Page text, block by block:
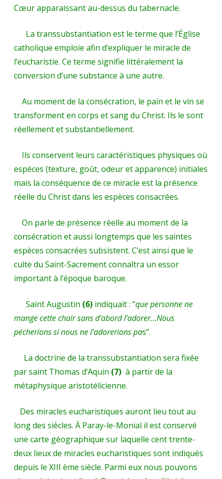
Cœur apparaissant au-dessus du tabernacle.
La transsubstantiation est le terme que l’Église
catholique emploie afin d’expliquer le miracle de
l’eucharistie. Ce terme signifie littéralement la
conversion d’une substance à une autre.
Au moment de la consécration, le pain et le vin se
transforment en corps et sang du Christ. Ils le sont
réellement et substantiellement.
Ils conservent leurs caractéristiques physiques où
espèces (texture, goût, odeur et apparence) initiales
mais la conséquence de ce miracle est la présence
réelle du Christ dans les espèces consacrées.
On parle de présence réelle au moment de la
consécration et aussi longtemps que les saintes
espèces consacrées subsistent. C’est ainsi que le
culte du Saint-Sacrement connaîtra un essor
important à l’époque baroque.
Saint Augustin (6) indiquait : “que personne ne
mange cette chair sans d’abord l’adorer…Nous
pécherions si nous ne l’adorerions pas”.
La doctrine de la transsubstantiation sera fixée
par saint Thomas d’Aquin (7) à partir de la
métaphysique aristotélicienne.
Des miracles eucharistiques auront lieu tout au
long des siècles. À Paray-le-Monial il est conservé
une carte géographique sur laquelle cent trente-
deux lieux de miracles eucharistiques sont indiqués
depuis le XIII ème siècle. Parmi eux nous pouvons